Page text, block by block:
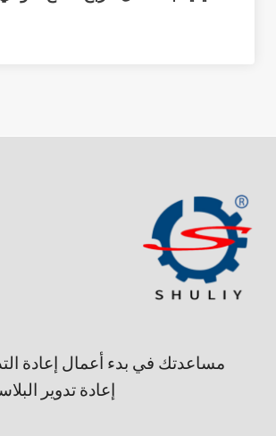
مساعدتك في بدء أعمال إعادة
إعادة تدوير